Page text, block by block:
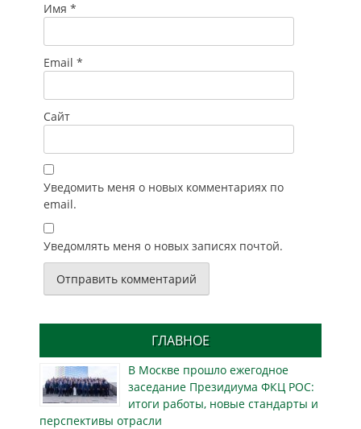
Имя *
Email *
Сайт
Уведомить меня о новых комментариях по
email.
Уведомлять меня о новых записях почтой.
ГЛАВНОЕ
В Москве прошло ежегодное
заседание Президиума ФКЦ РОС:
итоги работы, новые стандарты и
перспективы отрасли